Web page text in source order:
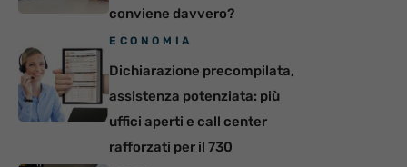
conviene davvero?
ECONOMIA
Dichiarazione precompilata,
assistenza potenziata: più
uffici aperti e call center
rafforzati per il 730